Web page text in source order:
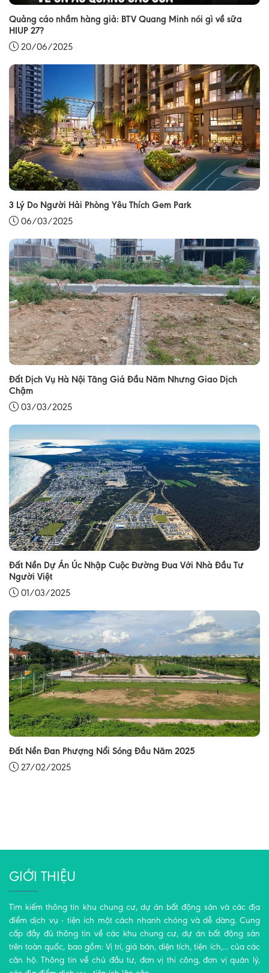
Quảng cáo nhầm hàng giả: BTV Quang Minh nói gì về sữa
HIUP 27?
20/06/2025
3 Lý Do Người Hải Phòng Yêu Thích Gem Park
06/03/2025
Đất Dịch Vụ Hà Nội Tăng Giá Đầu Năm Nhưng Giao Dịch
Chậm
03/03/2025
Đất Nền Dự Án Úc Nhập Cuộc Đường Đua Với Nhà Đầu Tư
Người Việt
01/03/2025
Đất Nền Đan Phượng Nổi Sóng Đầu Năm 2025
27/02/2025
GIỚI THIỆU
Tìm kiếm thông tin khu chung cư, dự án bất động sản và các địa
điểm dịch vụ - tiện ích một cách nhanh chóng và dễ dàng. Cung
cấp đầy đủ thông tin về các khu chung cư, dự án bất động sản
trên toàn quốc, bao gồm: Vị trí, giá bán, diện tích, tiện ích,... của các
căn hộ. Thông tin về chủ đầu tư, đơn vị thi công, đơn vị quản lý,